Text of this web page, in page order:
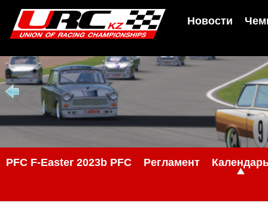
Новости
PFС F-Easter 2023b PFC Регламент